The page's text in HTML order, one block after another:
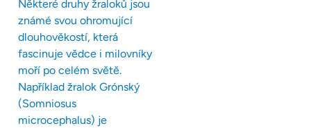
Některé druhy žraloků jsou
známé svou ohromující
dlouhověkostí, která
fascinuje vědce i milovníky
moří po celém světě.
Například žralok Grónský
(Somniosus
microcephalus) je